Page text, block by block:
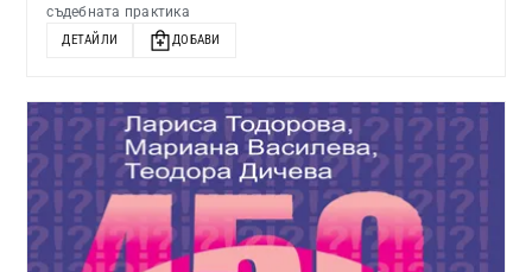
съдебната практика
ДЕТАЙЛИ ДОБАВИ